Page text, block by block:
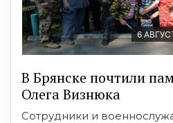
6
В Брянске почтили
Олега Визнюка
Сотрудники и